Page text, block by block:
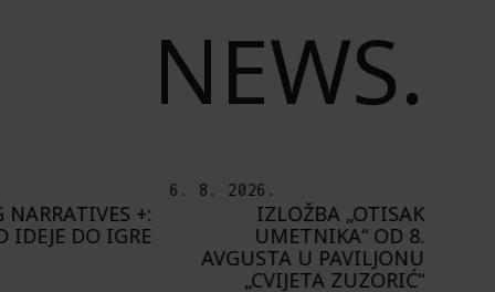
NEWS.
NARRATIVES +:
IDEJE DO IGRE
6. 8. 2026.
IZLOŽBA „OTISAK
UMETNIKA“ OD 8.
AVGUSTA U PAVILJONU
„CVIJETA ZUZORIĆ“